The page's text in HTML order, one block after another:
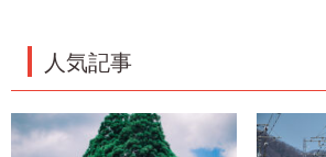
人気記事